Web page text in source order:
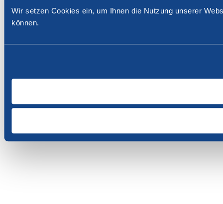
Wir setzen Cookies ein, um Ihnen die Nutzung unserer
können.